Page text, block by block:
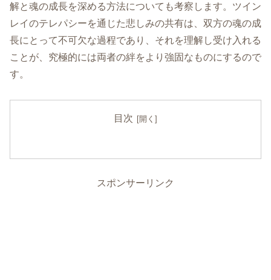
解と魂の成長を深める方法についても考察します。ツイン
レイのテレパシーを通じた悲しみの共有は、双方の魂の成
長にとって不可欠な過程であり、それを理解し受け入れる
ことが、究極的には両者の絆をより強固なものにするので
す。
目次
スポンサーリンク